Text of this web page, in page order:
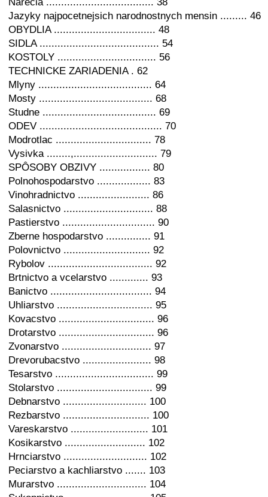
Jazyky najpocetnejsich narodnostnych mensin ......... 46
OBYDLIA .................................. 48
SIDLA ........................................ 54
KOSTOLY ................................. 56
TECHNICKE ZARIADENIA . 62
Mlyny ...................................... 64
Mosty ...................................... 68
Studne ...................................... 69
ODEV ......................................... 70
Modrotlac ................................ 78
Vysivka ........,............................ 79
SPÔSOBY OBZIVY ................. 80
Polnohospodarstvo .................. 83
Vinohradnictvo ........................ 86
Salasnictvo .............................. 88
Pastierstvo ............................... 90
Zberne hospodarstvo ............... 91
Polovnictvo ............................. 92
Rybolov ................................... 92
Brtnictvo a vcelarstvo ............. 93
Banictvo .................................. 94
Uhliarstvo ................................ 95
Kovacstvo ................................ 96
Drotarstvo ................................ 96
Zvonarstvo .............................. 97
Drevorubacstvo ....................... 98
Tesarstvo ................................. 99
Stolarstvo ................................ 99
Debnarstvo ............................ 100
Rezbarstvo ............................. 100
Vareskarstvo .......................... 101
Kosikarstvo ........................... 102
Hrnciarstvo ............................ 102
Peciarstvo a kachliarstvo ....... 103
Murarstvo .............................. 104